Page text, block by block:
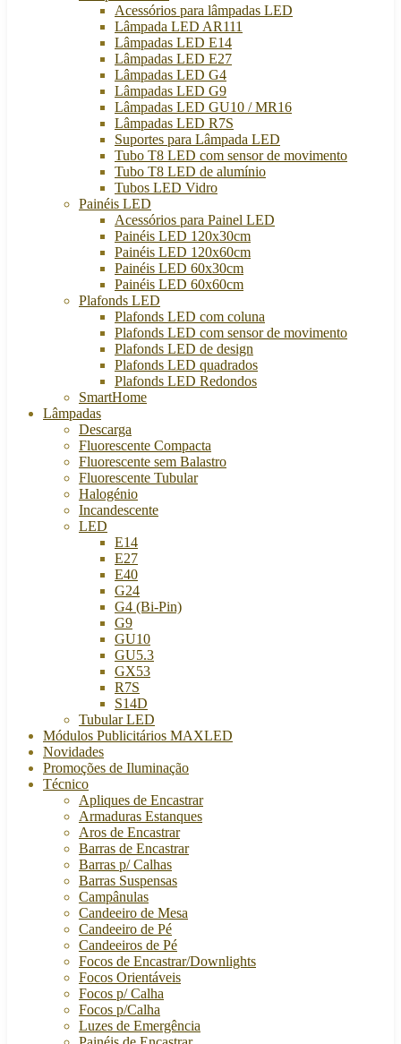
Acessórios para lâmpadas LED
Lâmpada LED AR111
Lâmpadas LED E14
Lâmpadas LED E27
Lâmpadas LED G4
Lâmpadas LED G9
Lâmpadas LED GU10 / MR16
Lâmpadas LED R7S
Suportes para Lâmpada LED
Tubo T8 LED com sensor de movimento
Tubo T8 LED de alumínio
Tubos LED Vidro
Painéis LED
Acessórios para Painel LED
Painéis LED 120x30cm
Painéis LED 120x60cm
Painéis LED 60x30cm
Painéis LED 60x60cm
Plafonds LED
Plafonds LED com coluna
Plafonds LED com sensor de movimento
Plafonds LED de design
Plafonds LED quadrados
Plafonds LED Redondos
SmartHome
Lâmpadas
Descarga
Fluorescente Compacta
Fluorescente sem Balastro
Fluorescente Tubular
Halogénio
Incandescente
LED
E14
E27
E40
G24
G4 (Bi-Pin)
G9
GU10
GU5.3
GX53
R7S
S14D
Tubular LED
Módulos Publicitários MAXLED
Novidades
Promoções de Iluminação
Técnico
Apliques de Encastrar
Armaduras Estanques
Aros de Encastrar
Barras de Encastrar
Barras p/ Calhas
Barras Suspensas
Campânulas
Candeeiro de Mesa
Candeeiro de Pé
Candeeiros de Pé
Focos de Encastrar/Downlights
Focos Orientáveis
Focos p/ Calha
Focos p/Calha
Luzes de Emergência